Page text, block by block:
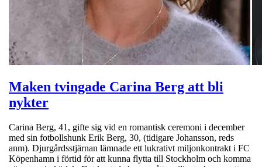
Maken tvingade Carina Berg att bli
nykter
Carina Berg, 41, gifte sig vid en romantisk ceremoni i december
med sin fotbollshunk Erik Berg, 30, (tidigare Johansson, reds
anm). Djurgårdsstjärnan lämnade ett lukrativt miljonkontrakt i FC
Köpenhamn i förtid för att kunna flytta till Stockholm och komma